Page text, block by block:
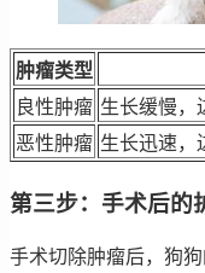
肿瘤类型
良性肿瘤 生长缓慢，
恶性肿瘤 生长迅速，
第三步：手术后的
手术切除肿瘤后，狗